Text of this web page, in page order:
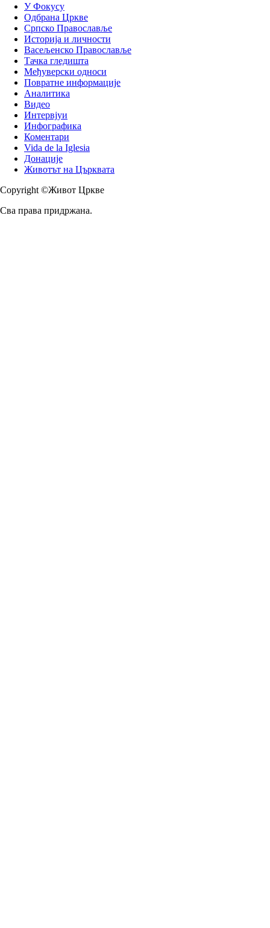
У Фокусу
Одбрана Цркве
Српско Православље
Историја и личности
Васељенско Православље
Тачка гледишта
Међуверски односи
Повратне информације
Аналитика
Видео
Интервјуи
Инфографика
Коментари
Vida de la Iglesia
Донације
Животът на Църквата
Copyright ©Живот Цркве
Сва права придржана.